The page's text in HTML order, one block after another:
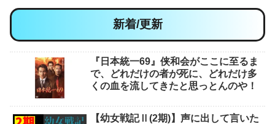
新着/更新
『日本統一69』侠和会がここに至るま
で、どれだけの者が死に、どれだけ多
くの血を流してきたと思っとんのや！
【幼女戦記Ⅱ(2期)】声に出して言いた